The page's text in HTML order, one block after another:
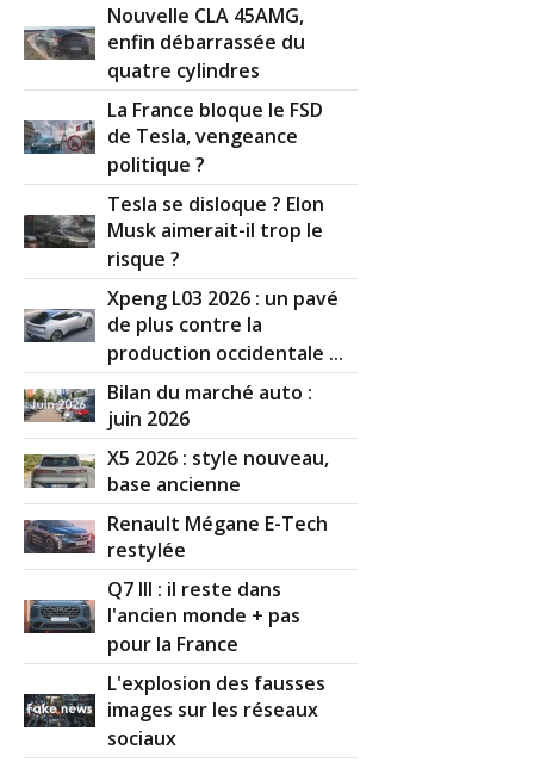
Nouvelle CLA 45AMG,
enfin débarrassée du
quatre cylindres
La France bloque le FSD
de Tesla, vengeance
politique ?
Tesla se disloque ? Elon
Musk aimerait-il trop le
risque ?
Xpeng L03 2026 : un pavé
de plus contre la
production occidentale ...
Bilan du marché auto :
juin 2026
X5 2026 : style nouveau,
base ancienne
Renault Mégane E-Tech
restylée
Q7 III : il reste dans
l'ancien monde + pas
pour la France
L'explosion des fausses
images sur les réseaux
sociaux